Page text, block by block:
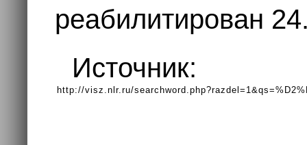
реабилитирован
Источник:
http://visz.nlr.ru/